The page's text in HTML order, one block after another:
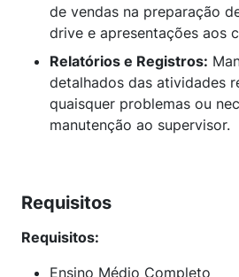
de vendas na preparação
drive e apresentações aos
Relatórios e Registros:
detalhados das atividades
quaisquer problemas ou
manutenção ao supervisor.
Requisitos
Requisitos:
Ensino Médio Completo